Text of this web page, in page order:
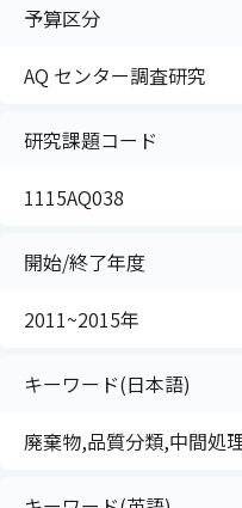
予算区分
AQ センター調査研究
研究課題コード
1115AQ038
開始/終了年度
2011~2015年
キーワード(日本語)
廃棄物,品質分類,中間処